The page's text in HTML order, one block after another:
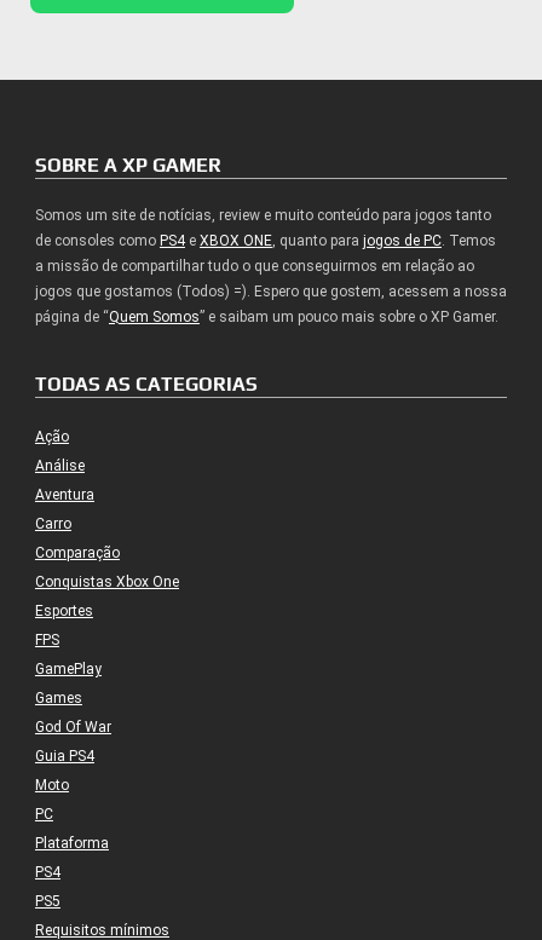
SOBRE A XP GAMER
Somos um site de notícias, review e muito conteúdo para jogos tanto
de consoles como PS4e XBOX ONE, quanto para jogos de PC. Temos
a missão de compartilhar tudo o que conseguirmos em relação ao
jogos que gostamos (Todos) =). Espero que gostem, acessem a nossa
página de “Quem Somos” e saibam um pouco mais sobre o XP Gamer.
TODAS AS CATEGORIAS
Ação
Análise
Aventura
Carro
Comparação
Conquistas Xbox One
Esportes
FPS
GamePlay
Games
God Of War
Guia PS4
Moto
PC
Plataforma
PS4
PS5
Requisitos mínimos